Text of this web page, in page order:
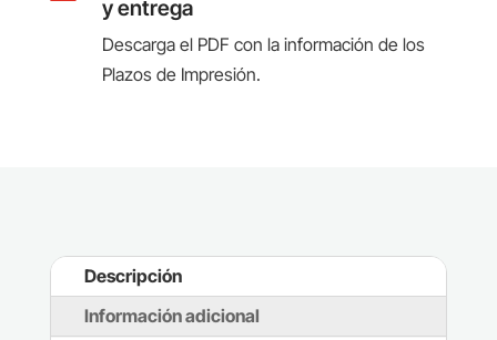
y entrega
Descarga el PDF con la información de los
Plazos de Impresión.
Descripción
Información adicional